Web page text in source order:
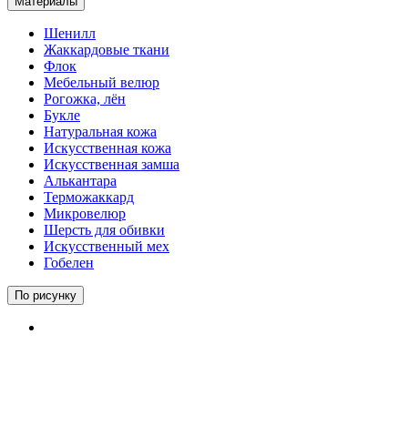
Шенилл
Жаккардовые ткани
Флок
Мебельный велюр
Рогожка, лён
Букле
Натуральная кожа
Искусственная кожа
Искусственная замша
Алькантара
Терможаккард
Микровелюр
Шерсть для обивки
Искусственный мех
Гобелен
По рисунку